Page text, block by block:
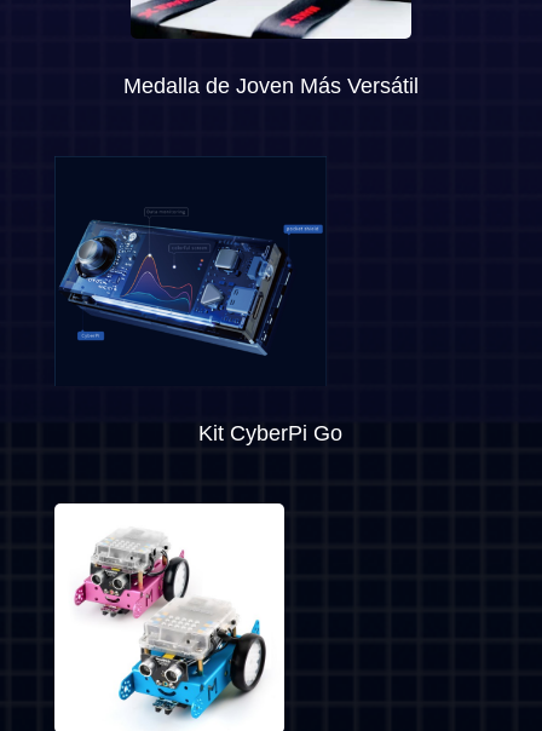
Medalla de Joven Más Versátil
Kit CyberPi Go